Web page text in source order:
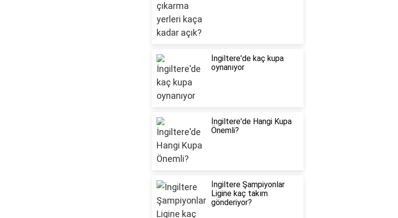
İngiltere'de kaç kupa
oynanıyor
İngiltere'de Hangi Kupa
Önemli?
İngiltere Şampiyonlar
Ligine kaç takım
gönderiyor?